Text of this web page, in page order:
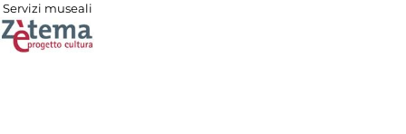
Servizi museali